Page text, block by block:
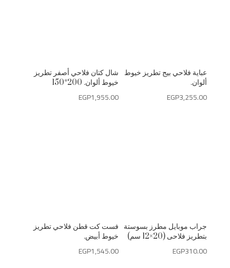
شال كتان فلاحي أصفر تطريز
خيوط ألوان. 200*150
EGP1,955.00
عباية فلاحي بيج تطريز خيوط
ألوان.
EGP3,255.00
فست كت قطن فلاحي تطريز
خيوط أبيض.
EGP1,545.00
جراب موبايل مطرز بسوستة
بتطريز فلاحى (20×12 سم)
EGP310.00